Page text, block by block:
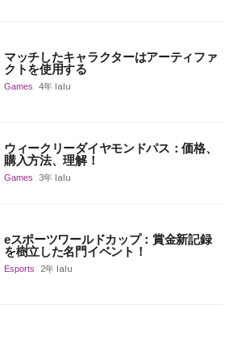
マッチしたキャラクターはアーティファ
クトを使用する
Games 4年 lalu
ウィークリーダイヤモンドパス：価格、
購入方法、理解！
Games 3年 lalu
eスポーツワールドカップ：賞金新記録
を樹立した名門イベント！
Esports 2年 lalu